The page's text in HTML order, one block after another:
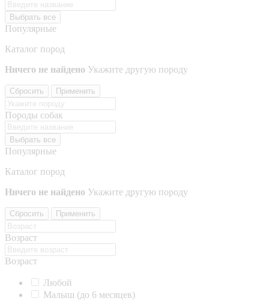
Выбрать все
Популярные
Каталог пород
Ничего не найдено Укажите другую породу
Сбросить Применить
Породы собак
Выбрать все
Популярные
Каталог пород
Ничего не найдено Укажите другую породу
Сбросить Применить
Возраст
Возраст
Любой
Малыш (до 6 месяцев)